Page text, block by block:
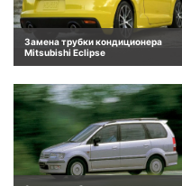
Замена трубки кондиционера
Mitsubishi Eclipse